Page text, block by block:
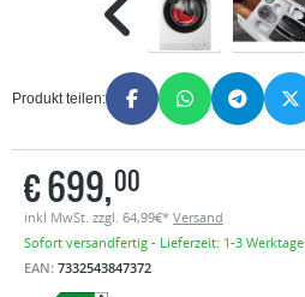
Produkt teilen:
€699,00
inkl MwSt. zzgl. 64,99€* Versand
Sofort versandfertig - Lieferzeit: 1-3 Werktage
EAN: 7332543847372